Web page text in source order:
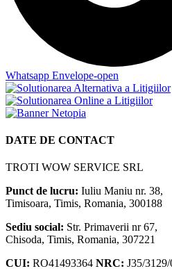
Whatsapp Envelope-open
DATE DE CONTACT
TROTI WOW SERVICE SRL
Punct de lucru: Iuliu Maniu nr. 38,
Timisoara, Timis, Romania, 300188
Sediu social: Str. Primaverii nr 67,
Chisoda, Timis, Romania, 307221
CUI: RO41493364 NRC: J35/